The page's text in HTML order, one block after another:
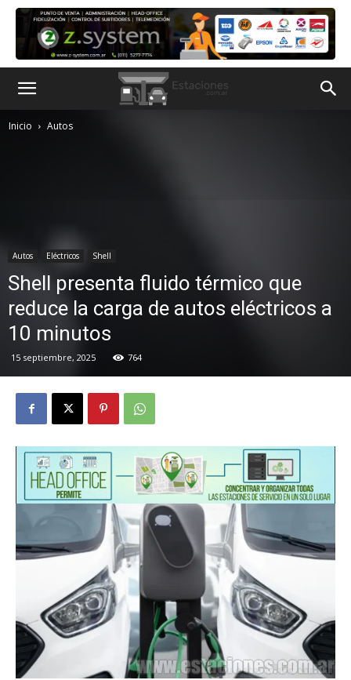
Inicio Autos
Autos Eléctricos Shell
Shell presenta fluido térmico que
reduce la carga de autos eléctricos a
10 minutos
15 septiembre, 2025 764